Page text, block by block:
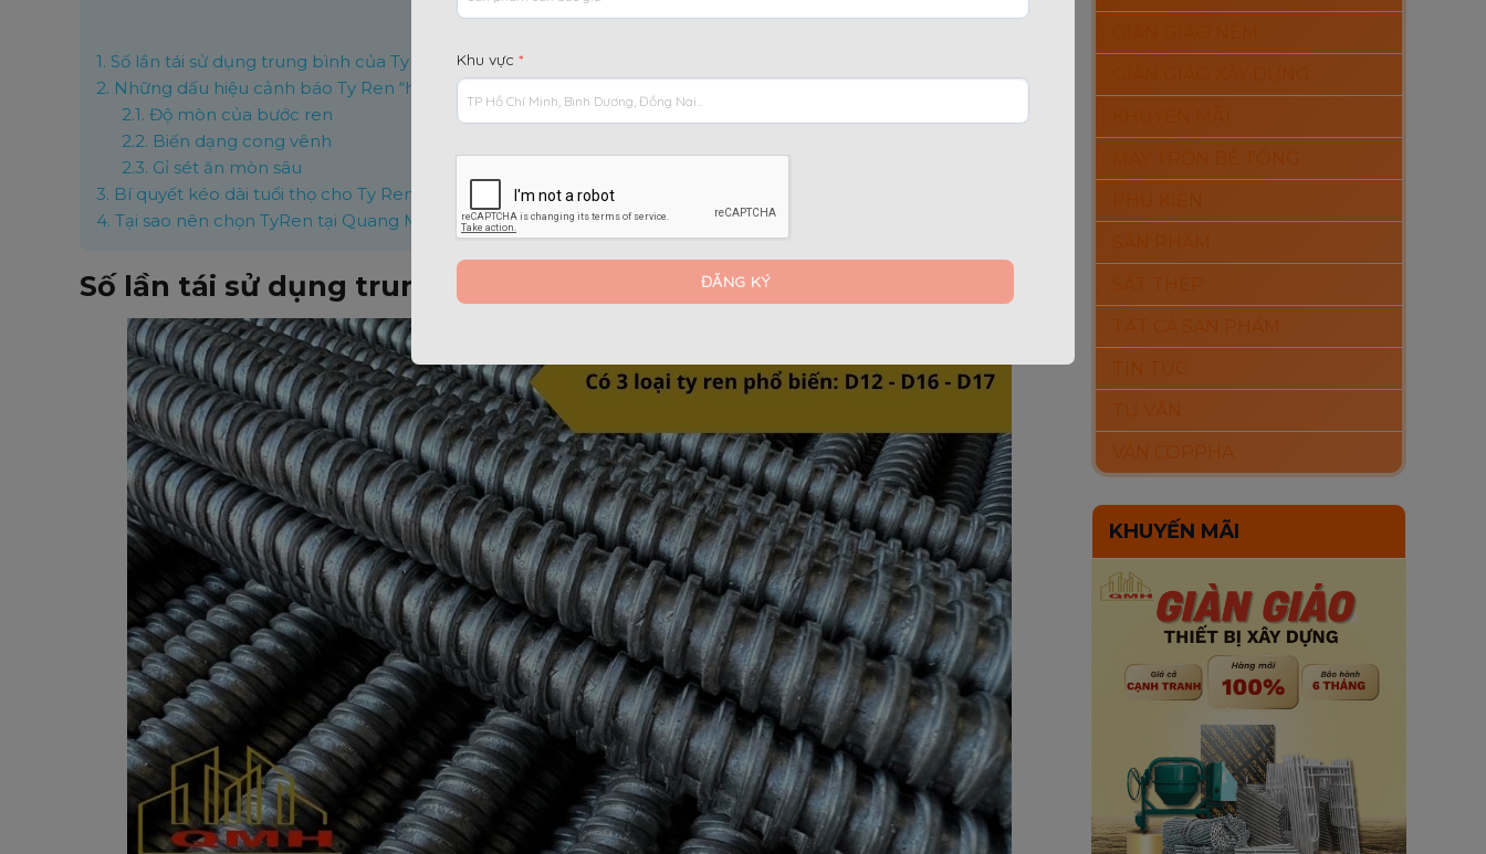
Nội dung chính [Ẩn]
1. Số lần tái sử dụng trung bình của Ty Ren
2. Những dấu hiệu cảnh báo Ty Ren “hết hạn sử dụng”
2.1. Độ mòn của bước ren
2.2. Biến dạng cong vênh
2.3. Gỉ sét ăn mòn sâu
3. Bí quyết kéo dài tuổi thọ cho Ty Ren
4. Tại sao nên chọn TyRen tại Quang Minh Hưng?
Số lần tái sử dụng trung bình của Ty Ren
TẤT CẢ SẢN PHẨM
TƯ VẤN
VÁN COPPHA
KHUYẾN MÃI
Khu vực *